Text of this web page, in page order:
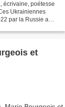
écrivaine, poétesse
Ukrainiennes
par la Russie a
et